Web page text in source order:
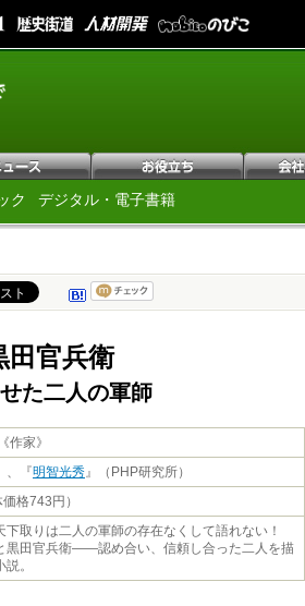
ク デジタル・電子書籍
田官兵衛
た二人の軍師
作家》
、『明智光秀』（PHP研究所）
格743円）
下取りは二人の軍師の存在なくして語れない！
黒田官兵衛――認め合い、信頼し合った二人を描
。